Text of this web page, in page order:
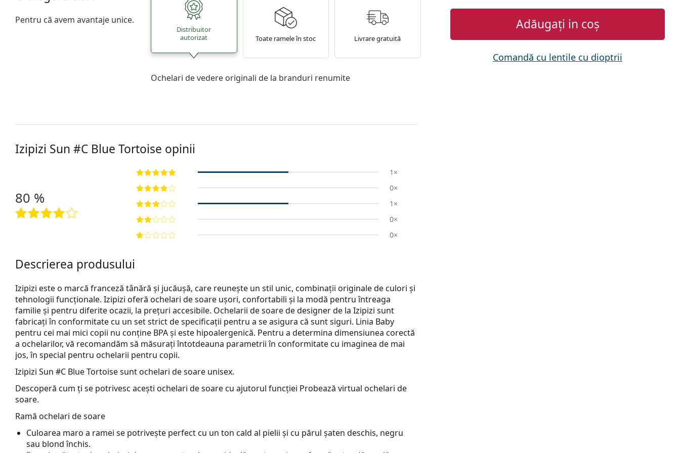
Adăugați in coș
Comandă cu lentile cu dioptrii
Pentru că avem avantaje unice.
Distribuitor
autorizat
Toate ramele în stoc Livrare gratuită
Ochelari de vedere originali de la branduri renumite
Izipizi Sun #C Blue Tortoise opinii
80 %
1×
0×
1×
0×
0×
Descrierea produsului
Izipizi este o marcă franceză tânără și jucăușă, care reunește un stil unic, combinații originale de culori și
tehnologii funcționale. Izipizi oferă ochelari de soare ușori, confortabili și la modă pentru întreaga
familie și pentru diferite ocazii, la prețuri accesibile. Ochelarii de soare de designer de la Izipizi sunt
fabricați în conformitate cu un set strict de specificații pentru a se asigura că sunt siguri. Linia Baby
pentru cei mai mici copii nu conține BPA și este hipoalergenică. Pentru a determina dimensiunea corectă
a ochelarilor, vă recomandăm să măsurați întotdeauna parametrii în conformitate cu imaginea de mai
jos, în special pentru ochelarii pentru copii.
Izipizi Sun #C Blue Tortoisesunt ochelari de soare unisex.
Descoperă cum ți se potrivesc acești ochelari de soare cu ajutorul funcției Probează virtual ochelari de
soare.
Ramă ochelari de soare
Culoarea maro a ramei se potrivește perfect cu un ton cald al pielii și cu părul șaten deschis, negru
sau blond închis.